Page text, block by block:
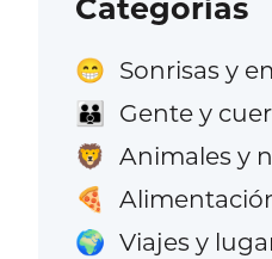
Categorías
😁 Sonrisas y
👪 Gente y
🦁 Animales y
🍕
🌍 Viajes y